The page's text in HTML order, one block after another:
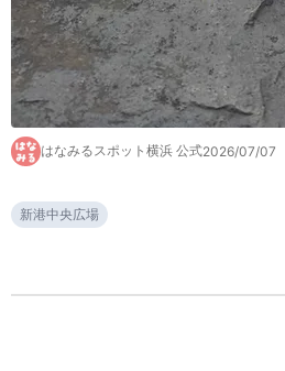
はなみるスポット横浜 公式2026/07/07
新港中央広場